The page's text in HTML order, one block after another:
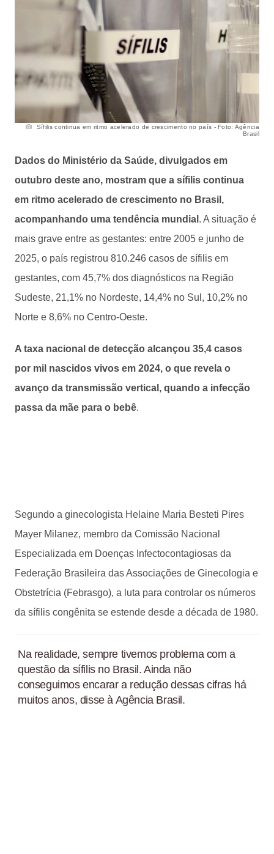
Sífilis continua em ritmo acelerado de crescimento no país - Foto: Agência
Brasil
Dados do Ministério da Saúde, divulgados em
outubro deste ano, mostram que a sífilis continua
em ritmo acelerado de crescimento no Brasil,
acompanhando uma tendência mundial . A situação é
mais grave entre as gestantes: entre 2005 e junho de
2025, o país registrou 810.246 casos de sífilis em
gestantes, com 45,7% dos diagnósticos na Região
Sudeste, 21,1% no Nordeste, 14,4% no Sul, 10,2% no
Norte e 8,6% no Centro-Oeste.
A taxa nacional de detecção alcançou 35,4 casos
por mil nascidos vivos em 2024, o que revela o
avanço da transmissão vertical, quando a infecção
passa da mãe para o bebê.
Segundo a ginecologista Helaine Maria Besteti Pires
Mayer Milanez, membro da Comissão Nacional
Especializada em Doenças Infectocontagiosas da
Federação Brasileira das Associações de Ginecologia e
Obstetrícia (Febrasgo), a luta para controlar os números
da sífilis congênita se estende desde a década de 1980.
Na realidade, sempre tivemos problema com a
questão da sífilis no Brasil. Ainda não
conseguimos encarar a redução dessas cifras há
muitos anos, disse à Agência Brasil.